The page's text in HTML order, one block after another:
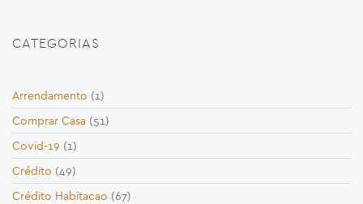
CATEGORIAS
Arrendamento (1)
Comprar Casa (51)
Covid-19 (1)
Crédito (49)
Crédito Habitacao (67)